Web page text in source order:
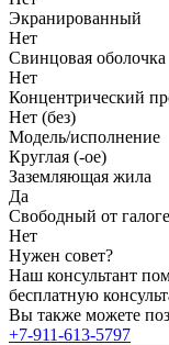
Экранированный
Нет
Свинцовая оболочка
Нет
Концентрический
Нет (без)
Модель/исполнение
Круглая (-ое)
Заземляющая жила
Да
Свободный от
Нет
Нужен совет?
Наш консультант
бесплатную
Вы также можете
+7-911-613-5797